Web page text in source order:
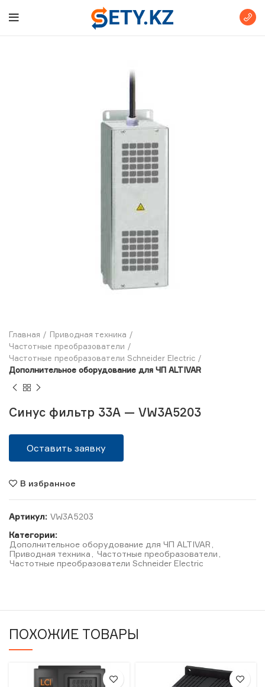
Главная
Приводная техника
Частотные преобразователи
Частотные преобразователи Schneider Electric
Дополнительное оборудование для ЧП ALTIVAR
Синус фильтр 33А — VW3A5203
Оставить заявку
В избранное
Артикул: VW3A5203
Категории:
Дополнительное оборудование для ЧП ALTIVAR
Приводная техника
Частотные преобразователи
Частотные преобразователи Schneider Electric
ПОХОЖИЕ ТОВАРЫ